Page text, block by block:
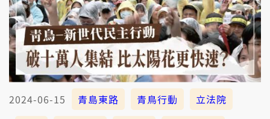
2024-06-15 青島東路 青鳥行動
立法院